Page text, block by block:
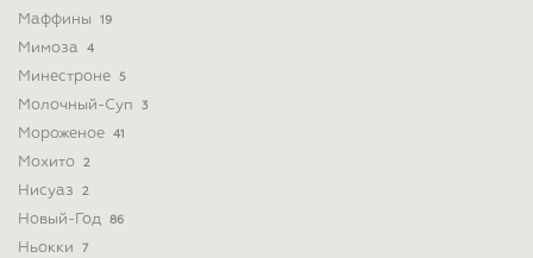
Маффины 19
Мимоза 4
Минестроне 5
Молочный-Суп 3
Мороженое 41
Мохито 2
Нисуаз 2
Новый-Год 86
Ньокки 7